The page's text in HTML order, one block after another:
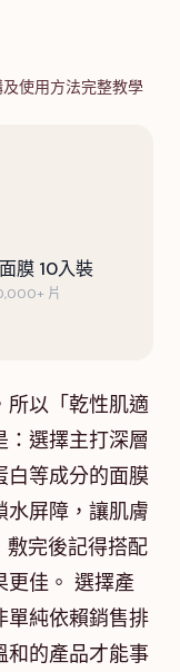
使用方法完整教學
膜 10入裝
片
所以「乾性肌適
：選擇主打深層
白等成分的面膜
水屏障，讓肌膚
完後記得搭配
更佳。 選擇產
單純依賴銷售排
和的產品才能事